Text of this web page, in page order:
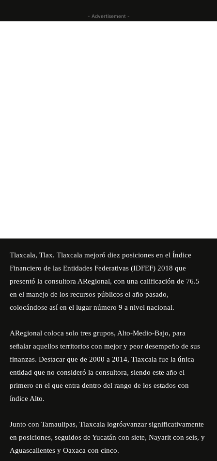
- Advertisement -
Tlaxcala, Tlax. Tlaxcala mejoró diez posiciones en el Índice
Financiero de las Entidades Federativas (IDFEF) 2018 que
presentó la consultora ARegional, con una calificación de 76.5
en el manejo de los recursos públicos el año pasado,
colocándose así en el lugar número 9 a nivel nacional.
ARegional coloca solo tres grupos, Alto-Medio-Bajo, para
señalar aquellos territorios con mejor y peor desempeño de sus
finanzas. Destacar que de 2000 a 2014, Tlaxcala fue la única
entidad que no consideró la consultora, siendo este año el
primero en el que entra dentro del rango de los estados con
índice Alto.
Junto con Tamaulipas, Tlaxcala logróavanzar significativamente
en posiciones, seguidos de Yucatán con siete, Nayarit con seis, y
Aguascalientes y Oaxaca con cinco.